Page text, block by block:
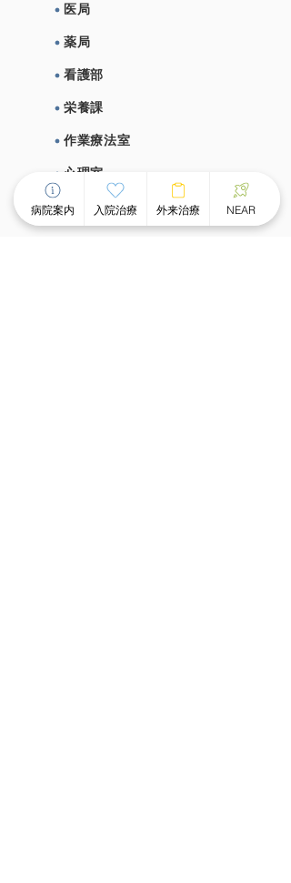
医局
薬局
看護部
栄養課
作業療法室
心理室
施設概要、施設基準
病院案内 入院治療 外来治療 NEAR